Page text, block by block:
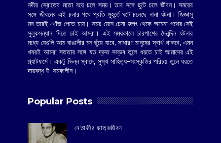
নদীর স্রোতের মতো বয়ে চলে সময়। তার সঙ্গে ছুটে চলে জীবন। সময়ের
সঙ্গে জীবনের এই চলার পথে প্রতি মুহূর্তে ঘটে চলেছে নানা ঘটনা। জিজ্ঞাসু
মন তারই খোঁজ পেতে চায়। সময় মেনে চেনা জগৎ থেকে অচেনা পথের সেই
সুলুকসন্ধান দিতে চাই আমরা। এই সময়কালে চারপাশের দৈনন্দিন ঘটনার
মধ্যে যেগুলি আম বাঙালীর মন ছুঁয়ে যাবে, সাধারণ মানুষের স্বার্থ থাকবে, এমন
খবরই আমরা সততার সঙ্গে যত দ্রুত সম্ভব তুলে ধরতে চাই আমাদের এই
প্ল্যাটফর্মে। একটু ভিন্ন স্বাদে, সুস্থ সাহিত্য–সংস্কৃতির পরিচয় তুলে ধরতে
দায়বদ্ধ ই–সমকালীন।
Popular Posts
‌নেতাজীর ছাত্রজীবন